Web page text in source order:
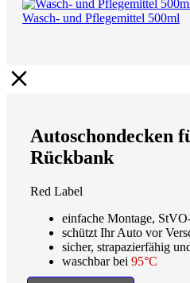
Wasch- und Pflegemittel 500ml
Autoschondecken
Rückbank
Red Label
einfache Montage,
schützt Ihr Auto vor
sicher, strapazierfähig
waschbar bei 95°C